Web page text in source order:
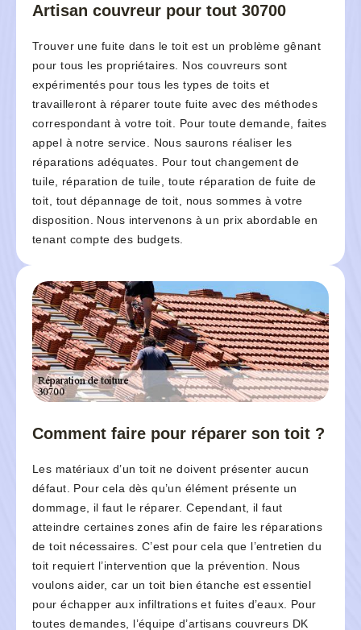
Artisan couvreur pour tout 30700
Trouver une fuite dans le toit est un problème gênant
pour tous les propriétaires. Nos couvreurs sont
expérimentés pour tous les types de toits et
travailleront à réparer toute fuite avec des méthodes
correspondant à votre toit. Pour toute demande, faites
appel à notre service. Nous saurons réaliser les
réparations adéquates. Pour tout changement de
tuile, réparation de tuile, toute réparation de fuite de
toit, tout dépannage de toit, nous sommes à votre
disposition. Nous intervenons à un prix abordable en
tenant compte des budgets.
Comment faire pour réparer son toit ?
Les matériaux d’un toit ne doivent présenter aucun
défaut. Pour cela dès qu’un élément présente un
dommage, il faut le réparer. Cependant, il faut
atteindre certaines zones afin de faire les réparations
de toit nécessaires. C’est pour cela que l’entretien du
toit requiert l’intervention que la prévention. Nous
voulons aider, car un toit bien étanche est essentiel
pour échapper aux infiltrations et fuites d’eaux. Pour
toutes demandes, l’équipe d’artisans couvreurs DK